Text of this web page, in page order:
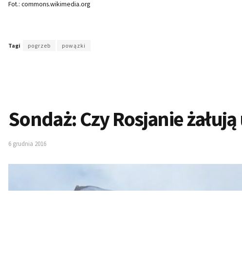
Fot.: commons.wikimedia.org
Tagi pogrzeb powązki
Sondaż: Czy Rosjanie
6 grudnia 2016